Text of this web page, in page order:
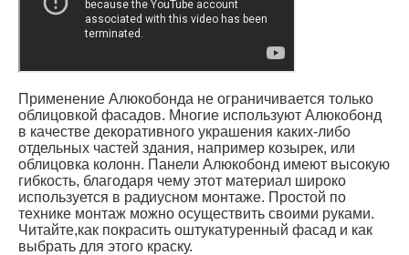
Применение Алюкобонда не ограничивается только
облицовкой фасадов. Многие используют Алюкобонд
в качестве декоративного украшения каких-либо
отдельных частей здания, например козырек, или
облицовка колонн. Панели Алюкобонд имеют высокую
гибкость, благодаря чему этот материал широко
используется в радиусном монтаже. Простой по
технике монтаж можно осуществить своими руками.
Читайте,как покрасить оштукатуренный фасад и как
выбрать для этого краску.